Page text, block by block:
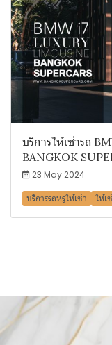
บริการให้เช่ารถ
BANGKOK
23 May 2024
บริการรถหรูให้เช่า
ให้เ